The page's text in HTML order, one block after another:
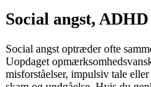
Social angst,
Social angst optræder ofte
Uopdaget
misforståelser, impulsiv tale